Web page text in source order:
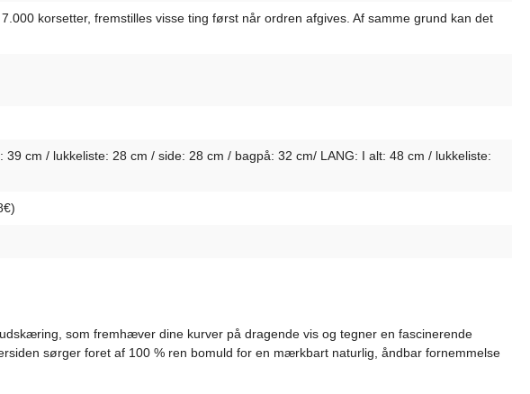
korsetter, fremstilles visse ting først når ordren afgives. Af samme grund kan det
cm / lukkeliste: 28 cm / side: 28 cm / bagpå: 32 cm/ LANG: I alt: 48 cm / lukkeliste:
som fremhæver dine kurver på dragende vis og tegner en fascinerende
sørger foret af 100 % ren bomuld for en mærkbart naturlig, åndbar fornemmelse